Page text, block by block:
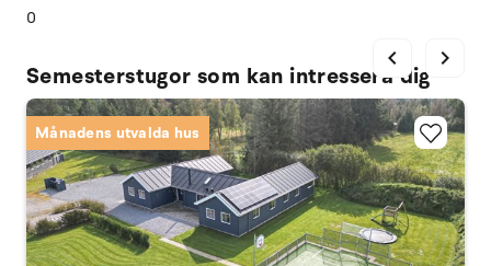
0
Semesterstugor som kan intressera dig
Månadens utvalda hus
chevron_left chevron_right